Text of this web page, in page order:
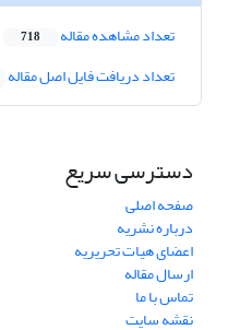
تعداد مشاهده مقاله 718
تعداد دریافت فایل اصل مقاله
دسترسی سریع
صفحه اصلی
درباره نشریه
اعضای هیات تحریریه
ارسال مقاله
تماس با ما
نقشه سایت